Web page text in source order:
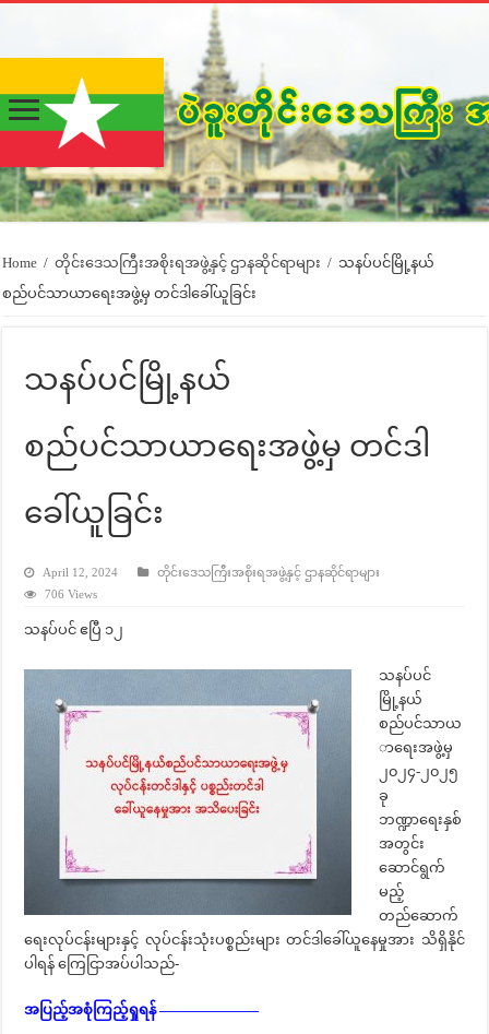
Home / တိုင်းဒေသကြီးအစိုးရအဖွဲ့နှင့် ဌာနဆိုင်ရာများ / သနပ်ပင်မြို့နယ်
စည်ပင်သာယာရေးအဖွဲ့မှ တင်ဒါခေါ်ယူခြင်း
သနပ်ပင်မြို့နယ်
စည်ပင်သာယာရေးအဖွဲ့မှ တင်ဒါ
ခေါ်ယူခြင်း
April 12, 2024
တိုင်းဒေသကြီးအစိုးရအဖွဲ့နှင့် ဌာနဆိုင်ရာများ
706 Views
သနပ်ပင် ဧပြီ ၁၂
သနပ်ပင်
မြို့နယ်
စည်ပင်သာယ
ာရေးအဖွဲ့မှ
၂၀၂၄-၂၀၂၅
ခု
ဘဏ္ဍာရေးနှစ်
အတွင်း
ဆောင်ရွက်
မည့်
တည်ဆောက်
ရေးလုပ်ငန်းများနှင့် လုပ်ငန်းသုံးပစ္စည်းများ တင်ဒါခေါ်ယူနေမှုအား သိရှိနိုင်
ပါရန် ကြေငြာအပ်ပါသည်-
အပြည့်အစုံကြည့်ရှုရန် ———————